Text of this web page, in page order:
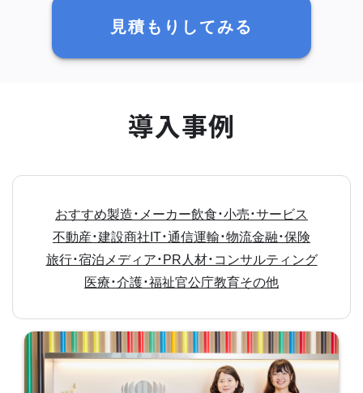
見積もりしてみる
導入事例
おすすめ製造・メーカー飲食・小売・サービス
不動産・建設商社IT・通信運輸・物流金融・保険
旅行・宿泊 メディア・PR人材・コンサルティング
医療・介護・福祉官公庁教育その他